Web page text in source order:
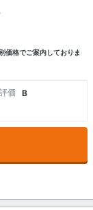
格でご案内しておりま
価
B